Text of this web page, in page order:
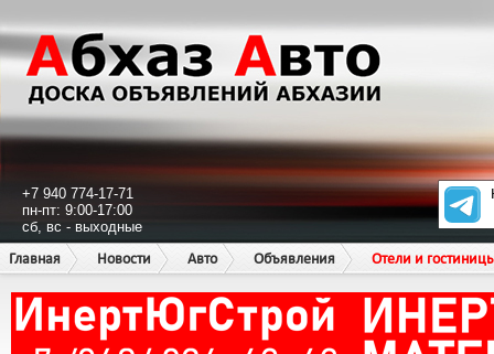
+7 940 774-17-71
пн-пт: 9:00-17:00
сб, вс - выходные
Главная
Новости Авто Объявления Отели и